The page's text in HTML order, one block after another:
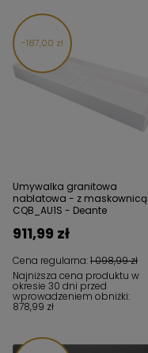
187,00 zł
Umywalka granitowa
nablatowa - z maskownicą
CQB_AU1S - Deante
Cena regularna:1 098,99 zł
911,99 zł
Najniższa cena produktu w
okresie 30 dni przed
wprowadzeniem obniżki:
878,99 zł